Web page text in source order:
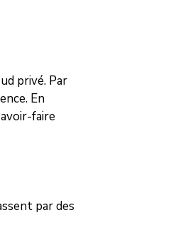
privé. Par
En
faire
par des